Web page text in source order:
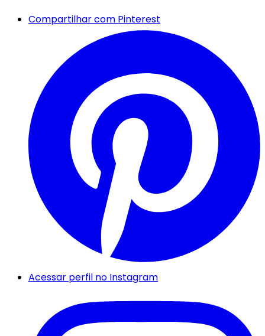
Compartilhar com Pinterest
Acessar perfil no Instagram